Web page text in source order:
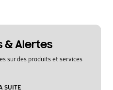
& Alertes
sur des produits et services
SUITE